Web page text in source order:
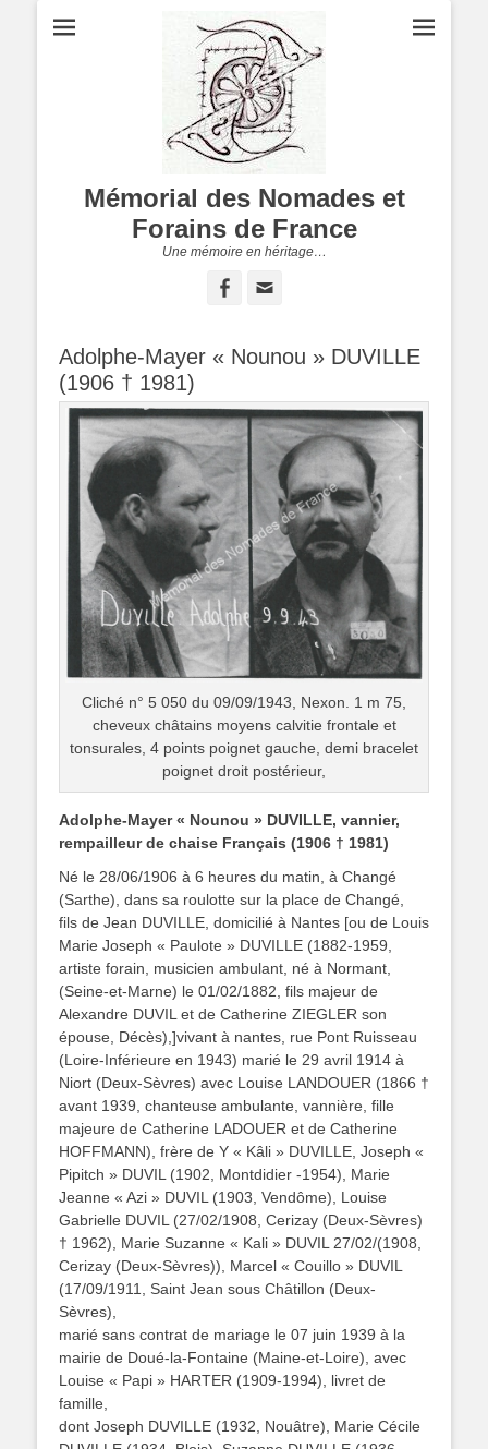
Mémorial des Nomades et
Forains de France
Une mémoire en héritage…
Facebook
Adolphe-Mayer « Nounou » DUVILLE
(1906 † 1981)
Cliché n° 5 050 du 09/09/1943, Nexon. 1 m 75,
cheveux châtains moyens calvitie frontale et
tonsurales, 4 points poignet gauche, demi bracelet
poignet droit postérieur,
Adolphe-Mayer « Nounou » DUVILLE, vannier,
rempailleur de chaise Français (1906 † 1981)
Né le 28/06/1906 à 6 heures du matin, à Changé
(Sarthe), dans sa roulotte sur la place de Changé,
fils de Jean DUVILLE, domicilié à Nantes [ou de Louis
Marie Joseph « Paulote » DUVILLE (1882-1959,
artiste forain, musicien ambulant, né à Normant,
(Seine-et-Marne) le 01/02/1882, fils majeur de
Alexandre DUVIL et de Catherine ZIEGLER son
épouse, Décès),]vivant à nantes, rue Pont Ruisseau
(Loire-Inférieure en 1943) marié le 29 avril 1914 à
Niort (Deux-Sèvres) avec Louise LANDOUER (1866 †
avant 1939, chanteuse ambulante, vannière, fille
majeure de Catherine LADOUER et de Catherine
HOFFMANN), frère de Y « Kâli » DUVILLE, Joseph «
Pipitch » DUVIL (1902, Montdidier -1954), Marie
Jeanne « Azi » DUVIL (1903, Vendôme), Louise
Gabrielle DUVIL (27/02/1908, Cerizay (Deux-Sèvres)
† 1962), Marie Suzanne « Kali » DUVIL 27/02/(1908,
Cerizay (Deux-Sèvres)), Marcel « Couillo » DUVIL
(17/09/1911, Saint Jean sous Châtillon (Deux-
Sèvres),
marié sans contrat de mariage le 07 juin 1939 à la
mairie de Doué-la-Fontaine (Maine-et-Loire), avec
Louise « Papi » HARTER (1909-1994), livret de
famille,
dont Joseph DUVILLE (1932, Nouâtre), Marie Cécile